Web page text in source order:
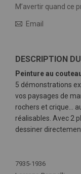
M’avertir quand ce
Email
DESCRIPTION
Peinture au
5 démonstrations
vos paysages de
rochers et crique…
réalisables. Avec 2
dessiner
d'infos
7935-1936